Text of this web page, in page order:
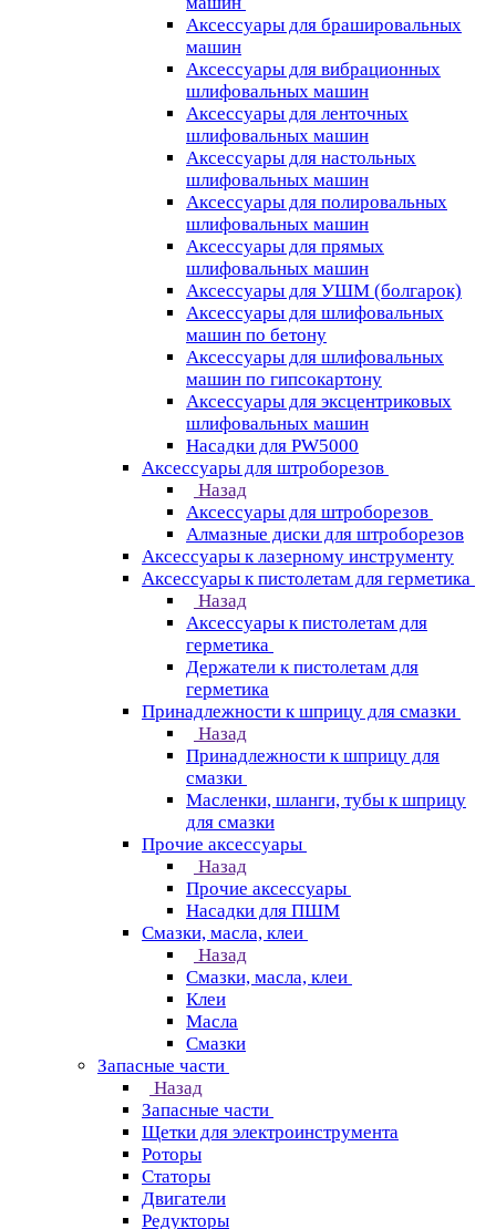
Аксессуары для брашировальных
машин
Аксессуары для вибрационных
шлифовальных машин
Аксессуары для ленточных
шлифовальных машин
Аксессуары для настольных
шлифовальных машин
Аксессуары для полировальных
шлифовальных машин
Аксессуары для прямых
шлифовальных машин
Аксессуары для УШМ (болгарок)
Аксессуары для шлифовальных
машин по бетону
Аксессуары для шлифовальных
машин по гипсокартону
Аксессуары для эксцентриковых
шлифовальных машин
Насадки для PW5000
Аксессуары для штроборезов
Назад
Аксессуары для штроборезов
Алмазные диски для штроборезов
Аксессуары к лазерному инструменту
Аксессуары к пистолетам для герметика
Назад
Аксессуары к пистолетам для
герметика
Держатели к пистолетам для
герметика
Принадлежности к шприцу для смазки
Назад
Принадлежности к шприцу для
смазки
Масленки, шланги, тубы к шприцу
для смазки
Прочие аксессуары
Назад
Прочие аксессуары
Насадки для ПШМ
Смазки, масла, клеи
Назад
Смазки, масла, клеи
Клеи
Масла
Смазки
Запасные части
Назад
Запасные части
Щетки для электроинструмента
Роторы
Статоры
Двигатели
Редукторы